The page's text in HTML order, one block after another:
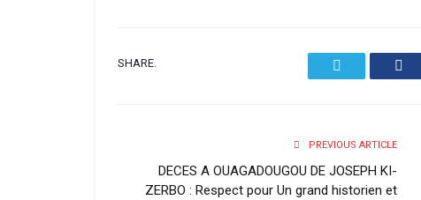
SHARE.
PREVIOUS ARTICLE
DECES A OUAGADOUGOU DE JOSEPH KI-
ZERBO : Respect pour Un grand historien et